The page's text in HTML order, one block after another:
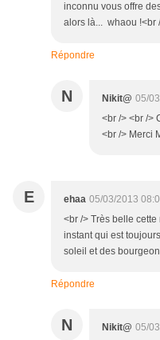
inconnu vous offre
alors là... whaou !<br
Répondre
N Nikit@ 05/
<br /> <br />
<br /> Merci
E ehaa 05/03/2013
<br /> Très belle
instant qui est
soleil et des
Répondre
N Nikit@ 05/